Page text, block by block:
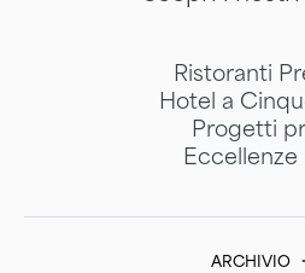
Ristoranti
Hotel a
Progetti
Eccellenze
ARCHIVIO